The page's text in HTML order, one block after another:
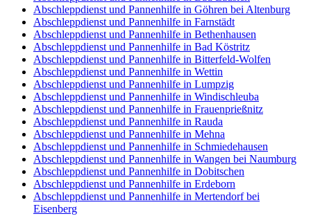
Abschleppdienst und Pannenhilfe in Göhren bei Altenburg
Abschleppdienst und Pannenhilfe in Farnstädt
Abschleppdienst und Pannenhilfe in Bethenhausen
Abschleppdienst und Pannenhilfe in Bad Köstritz
Abschleppdienst und Pannenhilfe in Bitterfeld-Wolfen
Abschleppdienst und Pannenhilfe in Wettin
Abschleppdienst und Pannenhilfe in Lumpzig
Abschleppdienst und Pannenhilfe in Windischleuba
Abschleppdienst und Pannenhilfe in Frauenprießnitz
Abschleppdienst und Pannenhilfe in Rauda
Abschleppdienst und Pannenhilfe in Mehna
Abschleppdienst und Pannenhilfe in Schmiedehausen
Abschleppdienst und Pannenhilfe in Wangen bei Naumburg
Abschleppdienst und Pannenhilfe in Dobitschen
Abschleppdienst und Pannenhilfe in Erdeborn
Abschleppdienst und Pannenhilfe in Mertendorf bei
Eisenberg